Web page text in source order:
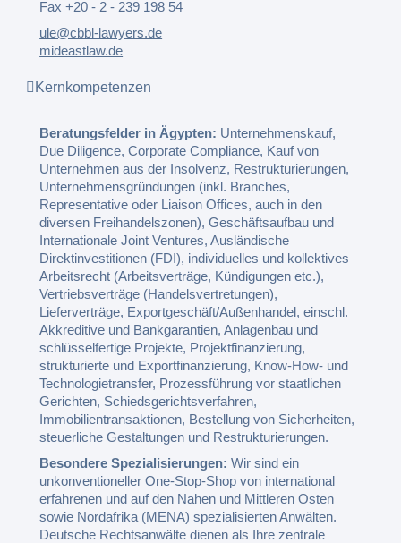
Fax +20 - 2 - 239 198 54
ule@cbbl-lawyers.de
mideastlaw.de
Kernkompetenzen
Beratungsfelder in Ägypten: Unternehmenskauf,
Due Diligence, Corporate Compliance, Kauf von
Unternehmen aus der Insolvenz, Restrukturierungen,
Unternehmensgründungen (inkl. Branches,
Representative oder Liaison Offices, auch in den
diversen Freihandelszonen), Geschäftsaufbau und
Internationale Joint Ventures, Ausländische
Direktinvestitionen (FDI), individuelles und kollektives
Arbeitsrecht (Arbeitsverträge, Kündigungen etc.),
Vertriebsverträge (Handelsvertretungen),
Lieferverträge, Exportgeschäft/Außenhandel, einschl.
Akkreditive und Bankgarantien, Anlagenbau und
schlüsselfertige Projekte, Projektfinanzierung,
strukturierte und Exportfinanzierung, Know-How- und
Technologietransfer, Prozessführung vor staatlichen
Gerichten, Schiedsgerichtsverfahren,
Immobilientransaktionen, Bestellung von Sicherheiten,
steuerliche Gestaltungen und Restrukturierungen.
Besondere Spezialisierungen: Wir sind ein
unkonventioneller One-Stop-Shop von international
erfahrenen und auf den Nahen und Mittleren Osten
sowie Nordafrika (MENA) spezialisierten Anwälten.
Deutsche Rechtsanwälte dienen als Ihre zentrale